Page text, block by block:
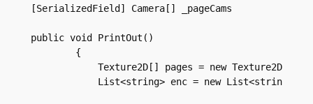
[SerializedField] Camera[] _pageCams
public void PrintOut()
        {
Texture2D[] pages = new
            List<string> enc = new List<string>();